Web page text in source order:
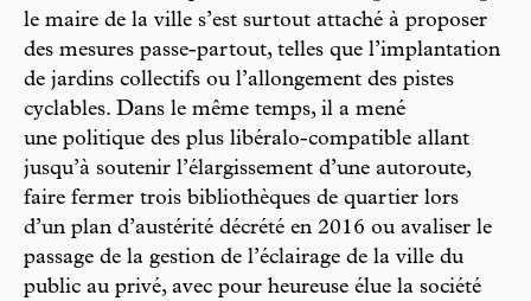
le maire de la ville s’est surtout attaché à proposer
des mesures passe-partout, telles que l’implantation
de jardins collectifs ou l’allongement des pistes
cyclables. Dans le même temps, il a mené
une politique des plus libéralo-compatible allant
jusqu’à soutenir l’élargissement d’une autoroute,
faire fermer trois bibliothèques de quartier lors
d’un plan d’austérité décrété en 2016 ou avaliser le
passage de la gestion de l’éclairage de la ville du
public au privé, avec pour heureuse élue la société